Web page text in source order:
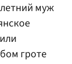
муж
гроте